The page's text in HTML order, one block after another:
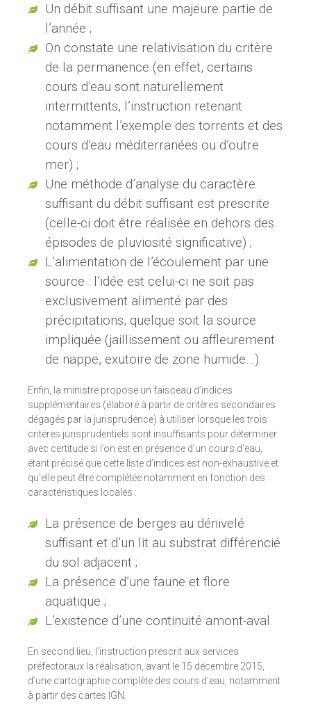
Un débit suffisant une majeure partie de
l’année ;
On constate une relativisation du critère
de la permanence (en effet, certains
cours d’eau sont naturellement
intermittents, l’instruction retenant
notamment l’exemple des torrents et des
cours d’eau méditerranées ou d’outre
mer) ;
Une méthode d’analyse du caractère
suffisant du débit suffisant est prescrite
(celle-ci doit être réalisée en dehors des
épisodes de pluviosité significative) ;
L’alimentation de l’écoulement par une
source : l’idée est celui-ci ne soit pas
exclusivement alimenté par des
précipitations, quelque soit la source
impliquée (jaillissement ou affleurement
de nappe, exutoire de zone humide…).
Enfin, la ministre propose un faisceau d’indices
supplémentaires (élaboré à partir de critères secondaires
dégagés par la jurisprudence) à utiliser lorsque les trois
critères jurisprudentiels sont insuffisants pour déterminer
avec certitude si l’on est en présence d’un cours d’eau,
étant précisé que cette liste d’indices est non-exhaustive et
qu’elle peut être complétée notamment en fonction des
caractéristiques locales :
La présence de berges au dénivelé
suffisant et d’un lit au substrat différencié
du sol adjacent ;
La présence d’une faune et flore
aquatique ;
L’existence d’une continuité amont-aval.
En second lieu, l’instruction prescrit aux services
préfectoraux la réalisation, avant le 15 décembre 2015,
d’une cartographie complète des cours d’eau, notamment
à partir des cartes IGN.